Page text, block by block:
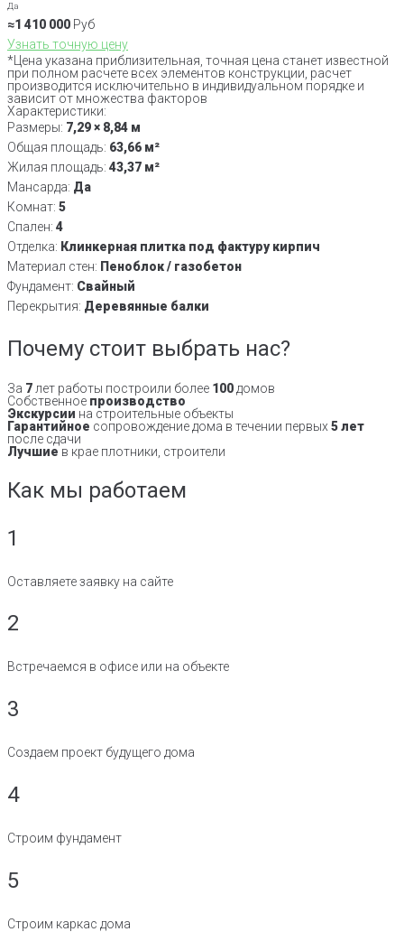
Да
≈1 410 000 Руб
Узнать точную цену
*Цена указана приблизительная, точная цена станет известной
при полном расчете всех элементов конструкции, расчет
производится исключительно в индивидуальном порядке и
зависит от множества факторов
Характеристики:
Размеры: 7,29 × 8,84 м
Общая площадь: 63,66 м²
Жилая площадь: 43,37 м²
Мансарда: Да
Комнат: 5
Спален: 4
Отделка: Клинкерная плитка под фактуру кирпич
Материал стен: Пеноблок / газобетон
Фундамент: Свайный
Перекрытия: Деревянные балки
Почему стоит выбрать нас?
За 7 лет работы построили более 100 домов
Собственное производство
Экскурсии на строительные объекты
Гарантийное сопровождение дома в течении первых 5 лет
после сдачи
Лучшие в крае плотники, строители
Как мы работаем
1
Оставляете заявку на сайте
2
Встречаемся в офисе или на объекте
3
Создаем проект будущего дома
4
Строим фундамент
5
Строим каркас дома